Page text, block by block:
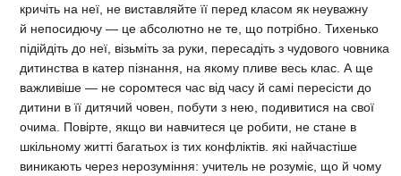
кричіть на неї, не виставляйте її перед класом як неуважну
й непосидючу — це абсолютно не те, що потрібно. Тихенько
підійдіть до неї, візьміть за руки, пересадіть з чудового човника
дитинства в катер пізнання, на якому пливе весь клас. А ще
важливіше — не соромтеся час від часу й самі пересісти до
дитини в її дитячий човен, побути з нею, подивитися на свої
очима. Повірте, якщо ви навчитеся це робити, не стане в
шкільному житті багатьох із тих конфліктів. які найчастіше
виникають через нерозуміння: учитель не розуміє, що й чому